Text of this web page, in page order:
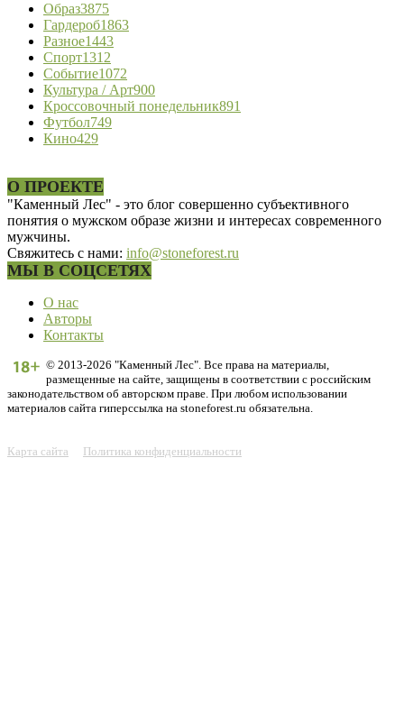
Образ3875
Гардероб1863
Разное1443
Спорт1312
Событие1072
Культура / Арт900
Кроссовочный понедельник891
Футбол749
Кино429
О ПРОЕКТЕ
"Каменный Лес" - это блог совершенно субъективного
понятия о мужском образе жизни и интересах современного
мужчины.
Свяжитесь с нами: info@stoneforest.ru
МЫ В СОЦСЕТЯХ
О нас
Авторы
Контакты
© 2013-2026 "Каменный Лес". Все права на материалы,
размещенные на сайте, защищены в соответствии с российским
законодательством об авторском праве. При любом использовании
материалов сайта гиперссылка на stoneforest.ru обязательна.
Карта сайта Политика конфиденциальности